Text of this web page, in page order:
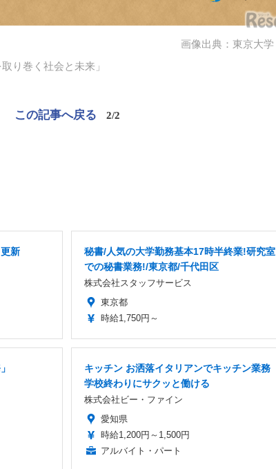
画像出典：東京大学
り巻く社会と未来」
この記事へ戻る 2/2
新
秘書/人気の大学勤務基本17時半終業!研究室
での秘書業務!/東京都/千代田区
株式会社スタッフサービス
東京都
時給1,750円～
キッチン お洒落イタリアンでキッチン業務
学校終わりにサクッと働ける
株式会社ビー・ファイン
愛知県
時給1,200円～1,500円
アルバイト・パート